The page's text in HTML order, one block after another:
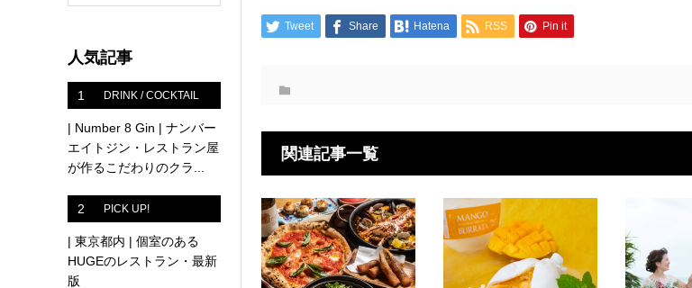
Tweet Share Hatena RSS Pin it
関連記事一覧
人気記事
1 DRINK / COCKTAIL
| Number 8 Gin | ナンバー
エイトジン・レストラン屋
が作るこだわりのクラ...
2 PICK UP!
| 東京都内 | 個室のある
HUGEのレストラン・最新
版